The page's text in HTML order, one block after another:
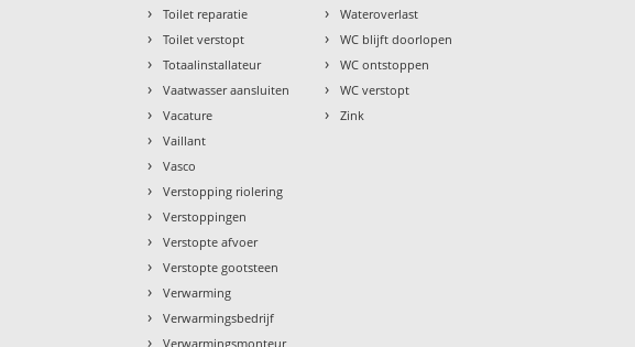
› Toilet reparatie
› Toilet verstopt
› Totaalinstallateur
› Vaatwasser aansluiten
› Vacature
› Vaillant
› Vasco
› Verstopping riolering
› Verstoppingen
› Verstopte afvoer
› Verstopte gootsteen
› Verwarming
› Verwarmingsbedrijf
› Verwarmingsmonteur
› Wateroverlast
› WC blijft doorlopen
› WC ontstoppen
› WC verstopt
› Zink